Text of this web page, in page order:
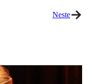
Neste